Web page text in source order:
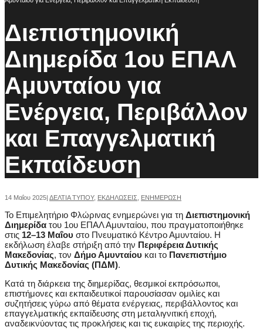
Διεπιστημονική
Διημερίδα 1ου ΕΠΑΛ
Αμυνταίου για
Ενέργεια, Περιβάλλον
και Επαγγελματική
Εκπαίδευση
14 Μαΐου 2025| ΔΕΛΤΙΑ ΤΥΠΟΥ, ΕΚΔΗΛΩΣΕΙΣ ΕΝΗΜΕΡΩΣΗ
Το Επιμελητήριο Φλώρινας ενημερώνει για τη Διεπιστημονική
Διημερίδα του 1ου ΕΠΑΛ Αμυνταίου, που πραγματοποιήθηκε
στις 12–13 Μαΐου στο Πνευματικό Κέντρο Αμυνταίου. Η
εκδήλωση έλαβε στήριξη από την Περιφέρεια Δυτικής
Μακεδονίας, τον Δήμο Αμυνταίου και το Πανεπιστήμιο
Δυτικής Μακεδονίας (ΠΔΜ).
Κατά τη διάρκεια της διημερίδας, θεσμικοί εκπρόσωποι,
επιστήμονες και εκπαιδευτικοί παρουσίασαν ομιλίες και
συζητήσεις γύρω από θέματα ενέργειας, περιβάλλοντος και
επαγγελματικής εκπαίδευσης στη μεταλιγνιτική εποχή,
αναδεικνύοντας τις προκλήσεις και τις ευκαιρίες της περιοχής.